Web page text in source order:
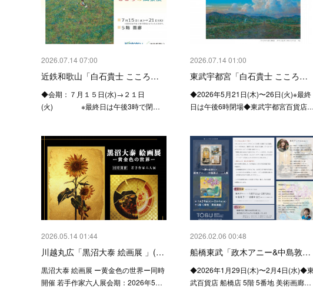
2026.07.14 07:00
近鉄和歌山「白石貴士 こころ…
◆会期：７月１５日(水)→２１日
(火) ※最終日は午後3時で閉…
2026.07.14 01:00
東武宇都宮「白石貴士 こころ…
◆2026年5月21日(木)〜26日(火)※最終
日は午後6時閉場◆東武宇都宮百貨店…
2026.05.14 01:44
川越丸広「黒沼大泰 絵画展 」(…
黒沼大泰 絵画展 ー黄金色の世界ー同時
開催 若手作家六人展会期：2026年5…
2026.02.06 00:48
船橋東武「政木アニー&中島敦…
◆2026年1月29日(木)〜2月4日(水)◆東
武百貨店 船橋店 5階 5番地 美術画廊…